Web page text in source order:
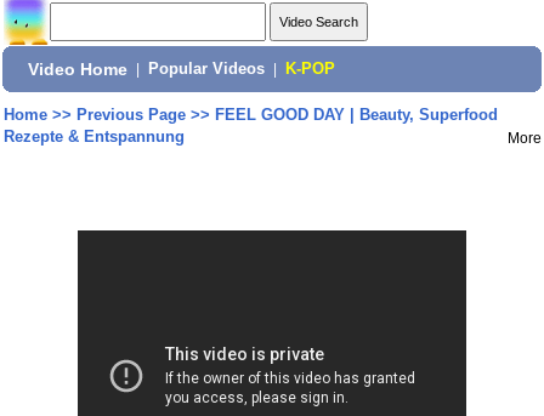
Video Home Popular Videos K-POP
Home>> Previous Page>> FEEL GOOD DAY | Beauty, Superfood
Rezepte & Entspannung
More